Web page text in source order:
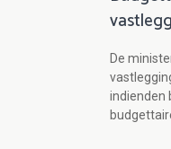
De
indienden